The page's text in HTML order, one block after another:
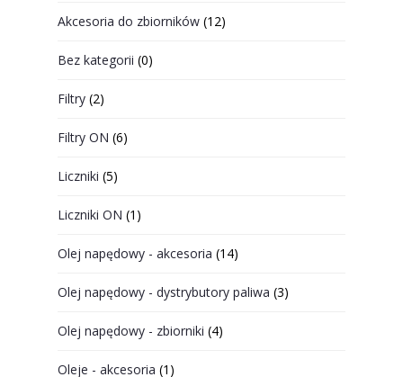
Akcesoria do zbiorników (12)
Bez kategorii (0)
Filtry (2)
Filtry ON (6)
Liczniki (5)
Liczniki ON (1)
Olej napędowy - akcesoria (14)
Olej napędowy - dystrybutory paliwa (3)
Olej napędowy - zbiorniki (4)
Oleje - akcesoria (1)